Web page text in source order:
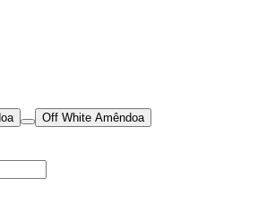
Off White Amêndoa